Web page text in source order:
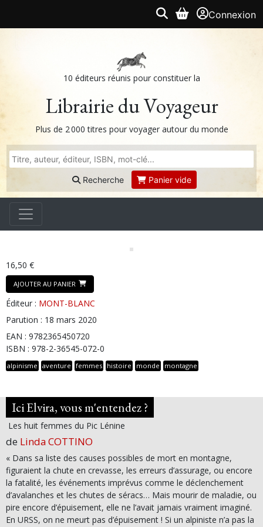
Connexion
10 éditeurs réunis pour constituer la
Librairie du Voyageur
Plus de 2 000 titres pour voyager autour du monde
Recherche Panier vide
16,50 €
AJOUTER AU PANIER
Éditeur : MONT-BLANC
Parution : 18 mars 2020
EAN : 9782365450720
ISBN : 978-2-36545-072-0
alpinisme aventure femmes histoire monde montagne
Ici Elvira, vous m'entendez ?
Les huit femmes du Pic Lénine
de Linda COTTINO
« Dans sa liste des causes possibles de mort en montagne,
figuraient la chute en crevasse, les erreurs d’assurage, ou encore
la fatalité, les événements imprévus comme le déclenchement
d’avalanches et les chutes de séracs… Mais mourir de maladie, ou
pire encore d’épuisement, elle ne l’avait jamais vraiment imaginé.
En URSS, on ne meurt pas d’épuisement ! Si un alpiniste n’a pas la